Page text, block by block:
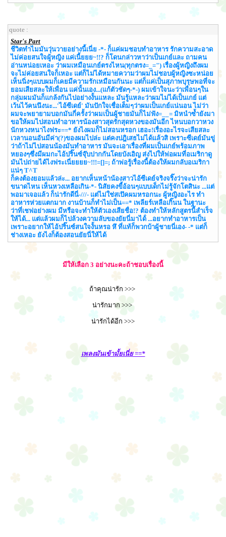
quote :
Star's Part
ชีวิตทำไมมันวุ่นวายอย่างนี้เนี่ย -*- ก็แค่ผมชอบทำอาหาร รักความสะอาด
ไม่ค่อยสนใจผู้หญิง แค่เนี้ยยย~!!? ก็โดนกล่าวหาว่าเป็นเกย์และ ถามคน
อ่านหน่อยเหอะ ว่าผมเหมือนเกย์ตรงไหน(ทุกตรง=_=") เรื่องผู้หญิงถึงผม
จะไม่ค่อยสนใจก็เหอะ แต่ก็ไม่ได้หมายความว่าผมไม่ชอบผู้หญิงซะหน่อย
เห็นนิ่งๆแบบผมก็เคยมีความรักเหมือนกันนะ แต่ก็แค่เป็นสุภาพบุรุษพอที่จะ
ยอมเสียสละให้เพื่อน แค่นั้นเอง...(แก้ตัวชัดๆ-*-) ผมเข้าใจนะว่าเพื่อนๆใน
กลุ่มผมมันก็แกล้งกันไปอย่างงั้นแหละ มันรู้แหละว่าผมไม่ได้เป็นเกย์ แต่
เว้นไว้คนนึงนะ...'ไอ้ซีเดย์' มันปักใจเชื่อเต็มๆว่าผมเป็นเกย์แน่นอน ไม่ว่า
ผมจะพยายามบอกมันกี่ครั้งว่าผมเป็นผู้ชายมันก็ไม่ฟัง=__= มิหนำซ้ำยังมา
ขอให้ผมไปสอนทำอาหารน้องสาวสุดรักสุดหวงของมันอีก ไหนบอกวาหวง
นักหวงหนาไงฟระ==* ยังไงผมก็ไม่สอนหรอก เฮอะ!เรื่องอะไรจะเสียสละ
เวลานอนอันมีค่า(?)ของผมไปล่ะ แต่คงปฎิเสธไม่ได้แล้วสิ เพราะซีเดย์มันขู่
ว่าถ้าไม่ไปสอนน้องมันทำอาหาร มันจะเอาเรื่องที่ผมเป็นเกย์พร้อมภาพ
หยองๆซึ่งมีผมกะไอ้ปริ๊นซ์จุ๊บปากกันโดยบังเอิญ ส่งไปให้พ่อผมที่อเมริกาดู
มันไปถ่ายได้ไงฟระเนี่ยยยย~!!!=[]=; ถ้าพ่อรู้เรื่องนี้ต้องให้ผมกลับอเมริกา
แน่ๆ T^T
ก็คงต้องยอมแล้วล่ะ... อยากเห็นหน้าน้องสาวไอ้ซีเดย์จริงจริ๊งว่าจะน่ารัก
ขนาดไหน เห็นหวงเหลือเกิน-*- นิสัยคงขี้อ้อนๆแบบเด็กไม่รู้จักโตสินะ ...แต่
พอมาเจอแล้ว ก็น่ารักดีนี่-///- แต่ไม่ใช่สเป๊คผมหรอกนะ ผู้หญิงอะไร ทำ
อาหารห่วยแตกมาก งานบ้านก็ทำไม่เป็น==* เพลียร์เหลือเกิ๊นน ในฐานะ
ว่าที่เชฟอย่างผม มีหรือจะทำให้ตัวเองเสียชื่อ!? ต้องทำให้หลักสูตรนี้สำเร็จ
ให้ได้... แต่แล้วผมก็ไปล้วงความลับของยัยนี่มาได้่ ...อยากทำอาหารเป็น
เพราะอยากให้ไอ้ปริ๊นซ์สนใจงั้นหรอ หึ ที่แท้ก็พวกบ้าผู้ชายนี่เอง- -* แต่ก็
ช่างเหอะ ยังไงก็ต้องสอนยัยนี่ให้ได้
มีให้เลือก 3 อย่างนะคะถ้าชอบเรื่องนี้
ถ้าคุณน่ารัก >>>
น่ารักมาก >>>
น่ารักได้อีก >>>
เพลงมันเข้ามั้ยเนี่ย ==*